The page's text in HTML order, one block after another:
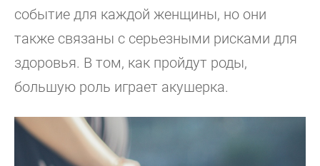
событие для каждой женщины, но они
также связаны с серьезными рисками для
здоровья. В том, как пройдут роды,
большую роль играет акушерка.